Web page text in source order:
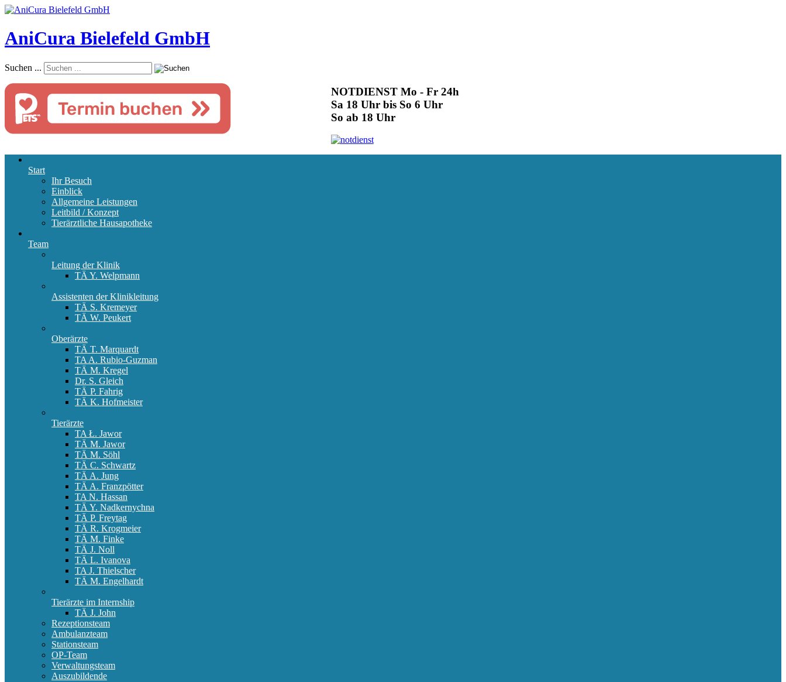
AniCura Bielefeld GmbH
Suchen ...
NOTDIENST Mo - Fr 24h
Sa 18 Uhr bis So 6 Uhr
So ab 18 Uhr
Start
Ihr Besuch
Einblick
Allgemeine Leistungen
Leitbild / Konzept
Tierärztliche Hausapotheke
Team
Leitung der Klinik
TÄ Y. Welpmann
Assistenten der Klinikleitung
TÄ S. Kremeyer
TÄ W. Peukert
Oberärzte
TÄ T. Marquardt
TA A. Rubio-Guzman
TÄ M. Kregel
Dr. S. Gleich
TÄ P. Fahrig
TÄ K. Hofmeister
Tierärzte
TA Ł. Jawor
TÄ M. Jawor
TÄ M. Söhl
TÄ C. Schwartz
TÄ A. Jung
TÄ A. Franzpötter
TA N. Hassan
TÄ Y. Nadkernychna
TÄ P. Freytag
TÄ R. Krogmeier
TÄ M. Finke
TÄ J. Noll
TÄ L. Ivanova
TA J. Thielscher
TÄ M. Engelhardt
Tierärzte im Internship
TÄ J. John
Rezeptionsteam
Ambulanzteam
Stationsteam
OP-Team
Verwaltungsteam
Auszubildende